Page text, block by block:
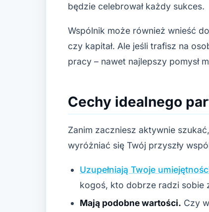
będzie celebrował każdy sukces.
Wspólnik może również wnieść
czy kapitał. Ale jeśli trafisz na
pracy – nawet najlepszy pomysł
Cechy idealnego
Zanim zaczniesz aktywnie
wyróżniać się Twój przyszły
Uzupełniają Twoje
kogoś, kto dobrze radzi sobie
Mają podobne wartości. Czy